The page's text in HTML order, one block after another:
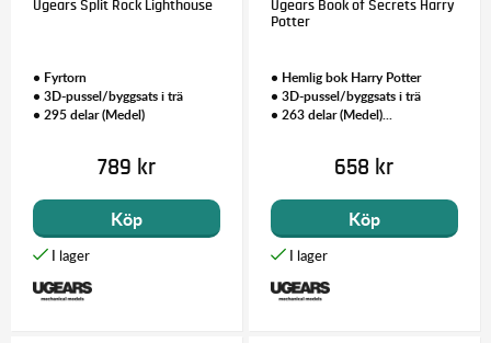
Ugears Split Rock Lighthouse
• Fyrtorn
• 3D-pussel/byggsats i trä
• 295 delar (Medel)
789 kr
Köp
Ugears Book of Secrets Harry
Potter
• Hemlig bok Harry Potter
• 3D-pussel/byggsats i trä
• 263 delar (Medel)...
658 kr
Köp